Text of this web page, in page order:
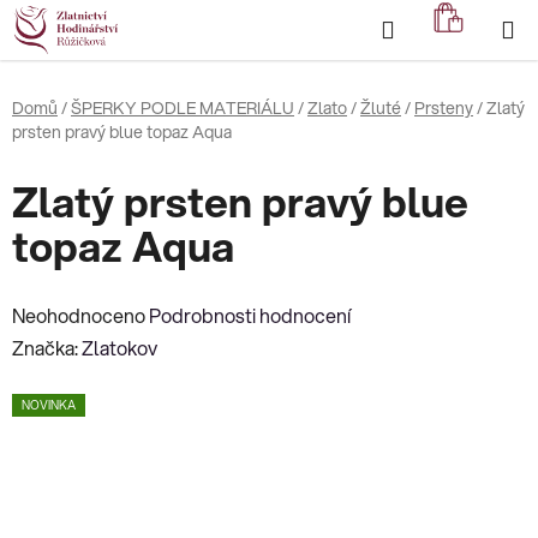
Přejít
na
obsah
Hledat
KOŠÍK
Domů /ŠPERKY PODLE MATERIÁLU /Zlato/Žluté/ Prsteny/Zlatý
prsten pravý blue topaz Aqua
Zlatý prsten pravý blue
topaz Aqua
Průměrné
hodnocení
je
NeohodnocenoPodrobnosti hodnocení
Značka:Zlatokov
NOVINKA